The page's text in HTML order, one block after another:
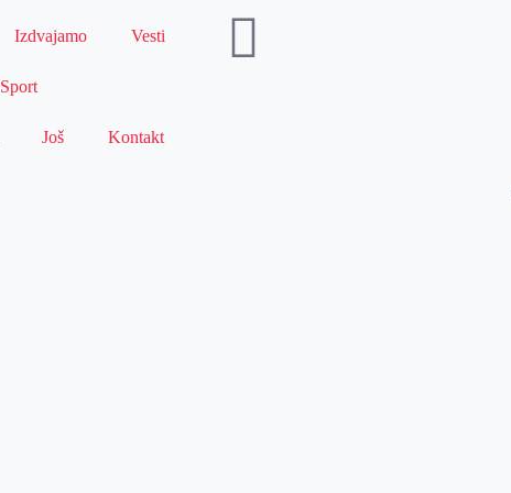
Izdvajamo Vesti
Sport
Još Kontakt